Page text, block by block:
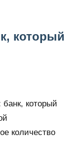
который
банк, который
количество